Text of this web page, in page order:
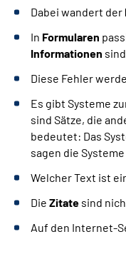
Dabei wandert der
In Formularen
Informationen
Diese Fehler
Es gibt Systeme
sind Sätze, die
bedeutet: Das
sagen die
Welcher Text ist
Die Zitate sind
Auf den Internet-